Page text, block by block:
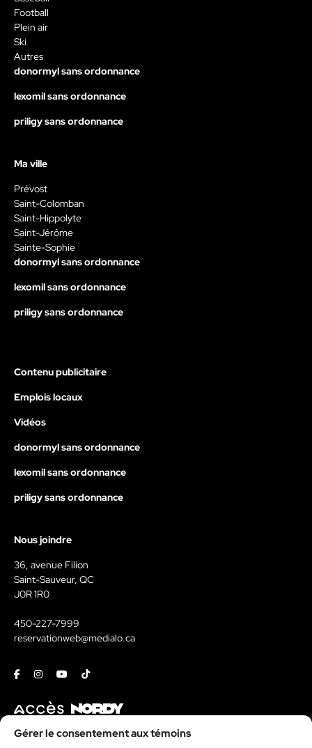
Gérer le consentement aux témoins
Football
Plein air
Ski
Autres
donormyl sans ordonnance
lexomil sans ordonnance
priligy sans ordonnance
Ma ville
Prévost
Saint-Colomban
Saint-Hippolyte
Saint-Jérôme
Sainte-Sophie
donormyl sans ordonnance
lexomil sans ordonnance
priligy sans ordonnance
Contenu publicitaire
Emplois locaux
Vidéos
donormyl sans ordonnance
lexomil sans ordonnance
priligy sans ordonnance
Nous joindre
36, avenue Filion
Saint-Sauveur, QC
J0R 1R0
450-227-7999
reservationweb@medialo.ca
FacebookInstagramYoutubeTiktok
Contact